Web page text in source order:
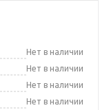
Нет в наличии
Нет в наличии
Нет в наличии
Нет в наличии